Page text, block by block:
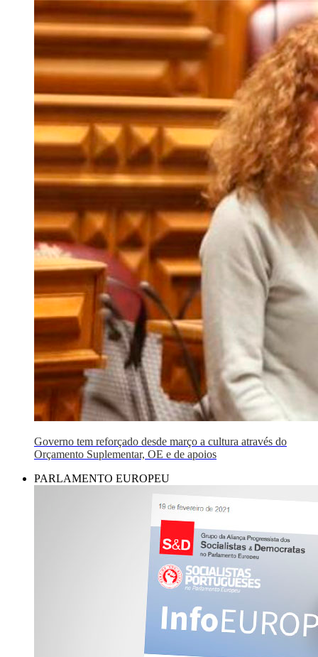
Governo tem reforçado desde março a cultura através do
Orçamento Suplementar, OE e de apoios
PARLAMENTO EUROPEU